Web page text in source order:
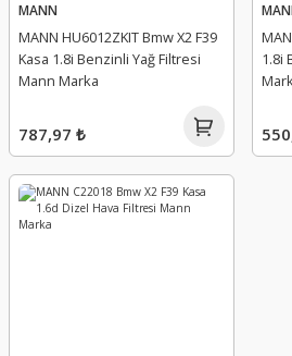
MANN
MANN HU6012ZKIT Bmw X2 F39
Kasa 1.8i Benzinli Yağ Filtresi
Mann Marka
787,97 ₺
1.8i